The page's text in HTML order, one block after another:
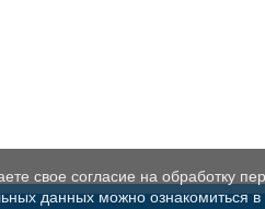
свое согласие на обработку
данных можно ознакомиться